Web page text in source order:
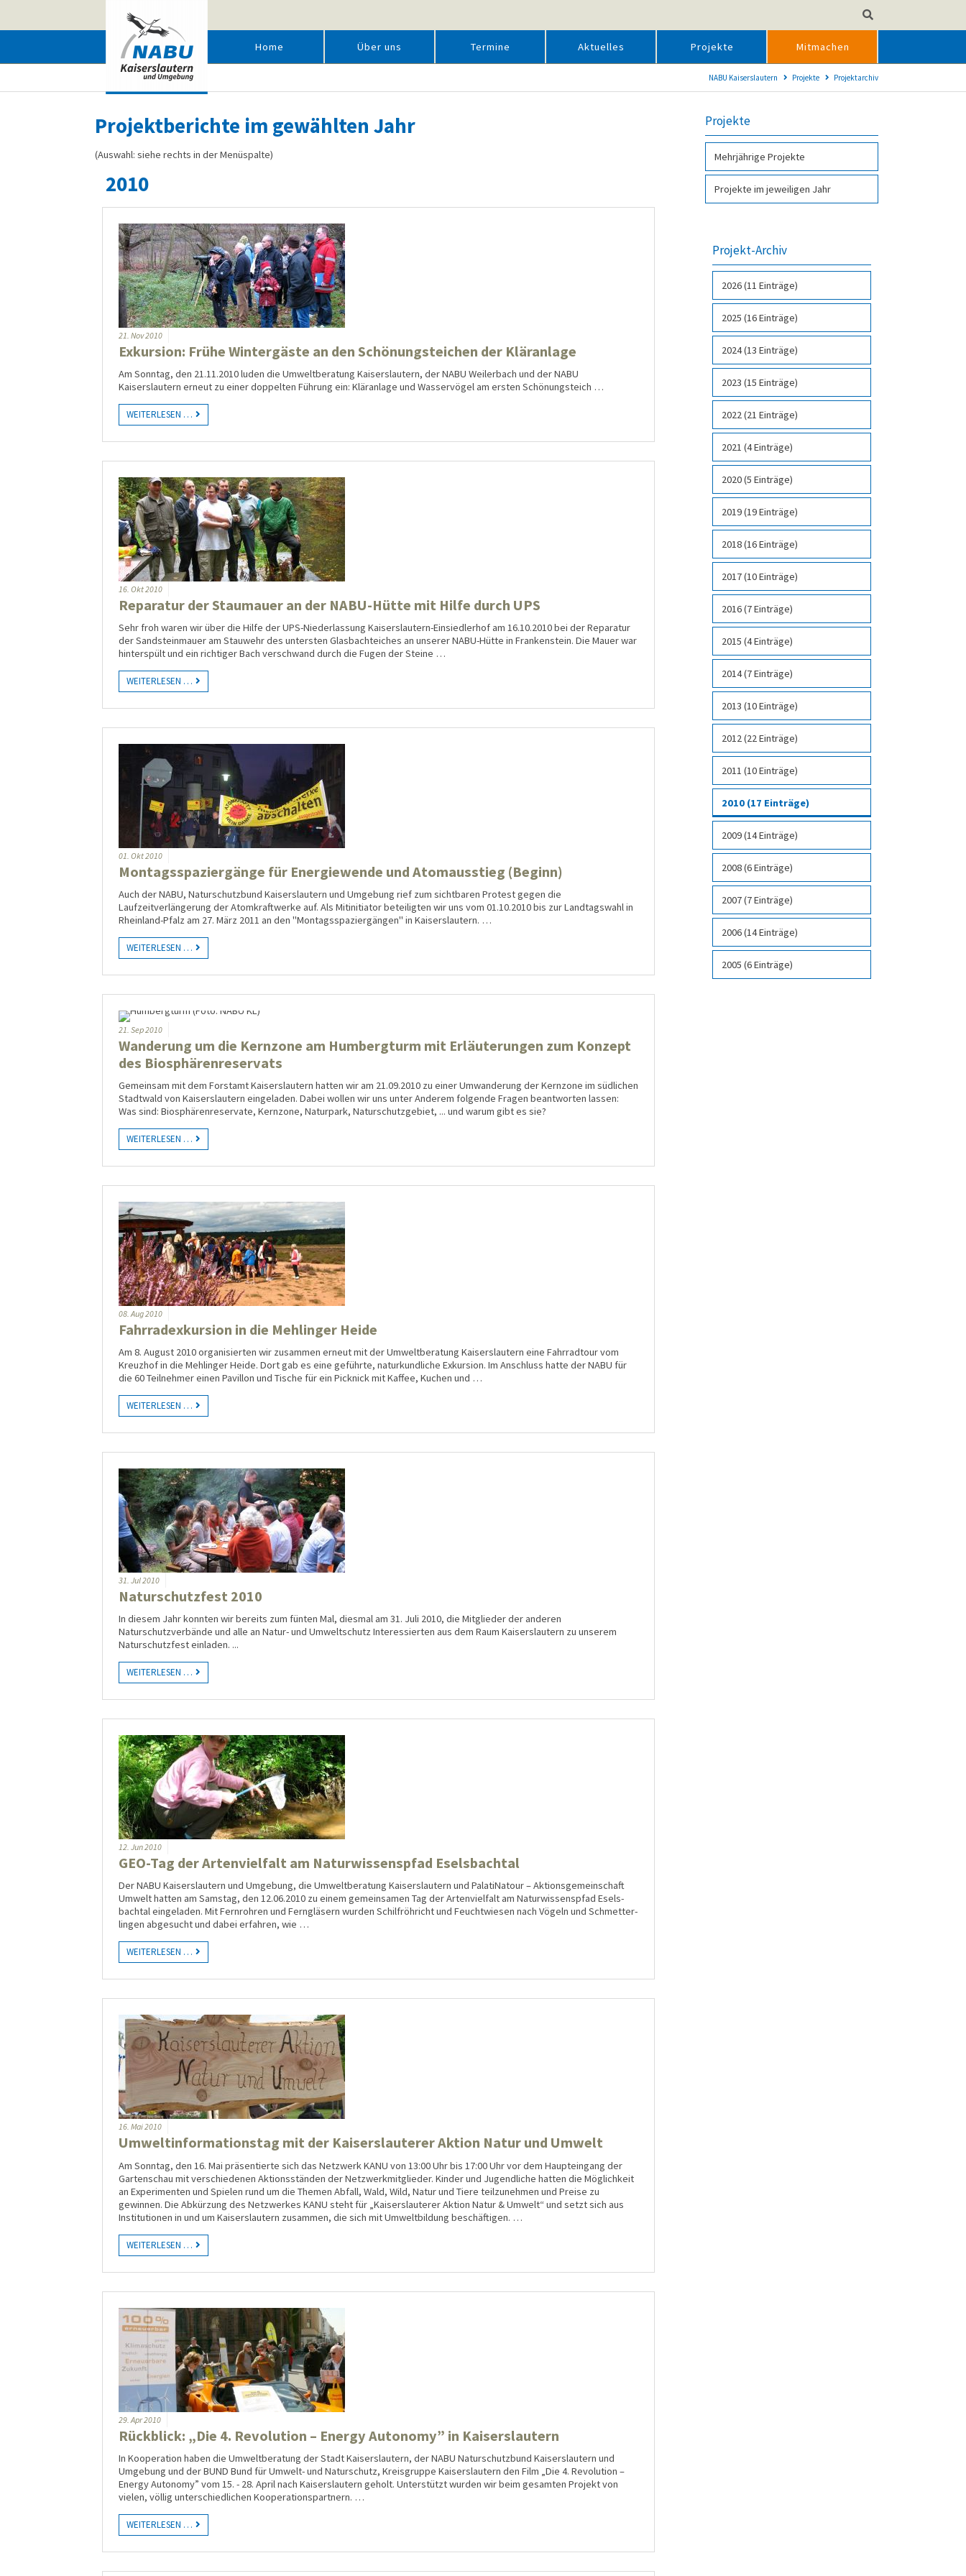
Home Über uns Termine Aktuelles Projekte Mitmachen
NABU Kaiserslautern Projekte Projektarchiv
PROJEKTARCHIV
Projektberichte im gewählten Jahr
(Auswahl: siehe rechts in der Menüspalte)
2010
21. Nov 2010
Exkursion: Frühe Wintergäste an den Schönungsteichen der Kläranlage
Am Sonntag, den 21.11.2010 luden die Umweltberatung Kaiserslautern, der NABU Weilerbach und der NABU
Kaiserslautern erneut zu einer doppelten Führung ein: Kläranlage und Wasservögel am ersten Schönungsteich …
WEITERLESEN …
16. Okt 2010
Reparatur der Staumauer an der NABU-Hütte mit Hilfe durch UPS
Sehr froh waren wir über die Hilfe der UPS-Niederlassung Kaiserslautern-Einsiedlerhof am 16.10.2010 bei der Reparatur
der Sandsteinmauer am Stauwehr des untersten Glasbachteiches an unserer NABU-Hütte in Frankenstein. Die Mauer war
hinterspült und ein richtiger Bach verschwand durch die Fugen der Steine …
WEITERLESEN …
01. Okt2010
Montagsspaziergänge für Energiewende und Atomausstieg (Beginn)
Auch der NABU, Naturschutzbund Kaiserslautern und Umgebung rief zum sichtbaren Protest gegen die
Laufzeitverlängerung der Atomkraftwerke auf. Als Mitinitiator beteiligten wir uns vom 01.10.2010 bis zur Landtagswahl in
Rheinland-Pfalz am 27. März 2011 an den "Montagsspaziergängen" in Kaiserslautern. …
WEITERLESEN …
21. Sep2010
Wanderung um die Kernzone am Humbergturm mit Erläuterungen zum Konzept
des Biosphärenreservats
Gemeinsam mit dem Forstamt Kaiserslautern hatten wir am 21.09.2010 zu einer Umwan­derung der Kernzone im süd­lichen
Stadtwald von Kaisers­lautern einge­laden. Dabei wollen wir uns unter Anderem folgende Fragen beant­worten lassen:
Was sind: Biosphären­reservate, Kernzone, Naturpark, Natur­schutz­gebiet, ... und warum gibt es sie?
WEITERLESEN …
08. Aug2010
Fahrradexkursion in die Mehlinger Heide
Am 8. August 2010 organisierten wir zusammen erneut mit der Umweltberatung Kaiserslautern eine Fahrradtour vom
Kreuzhof in die Mehlinger Heide. Dort gab es eine geführte, naturkundliche Exkursion. Im Anschluss hatte der NABU für
die 60 Teilnehmer einen Pavillon und Tische für ein Picknick mit Kaffee, Kuchen und …
WEITERLESEN …
31. Jul2010
Naturschutzfest 2010
In diesem Jahr konnten wir bereits zum fünten Mal, diesmal am 31. Juli 2010, die Mitglieder der anderen
Naturschutzverbände und alle an Natur- und Umweltschutz Interessierten aus dem Raum Kaiserslautern zu unserem
Naturschutzfest einladen. ...
WEITERLESEN …
12. Jun2010
GEO-Tag der Artenvielfalt am Naturwissenspfad Eselsbachtal
Der NABU Kaiserslautern und Umgebung, die Umwelt­beratung Kaisers­lautern und PalatiNatour – Aktions­gemein­schaft
Um­welt hatten am Samstag, den 12.06.2010 zu einem gemein­samen Tag der Arten­viel­falt am Natur­wissens­pfad Esels­
bach­tal ein­ge­laden. Mit Fern­rohren und Fern­gläsern wurden Schilf­röhricht und Feucht­wiesen nach Vögeln und Schmetter­
lingen abgesucht und dabei erfahren, wie …
WEITERLESEN …
16. Mai2010
Umweltinformationstag mit der Kaiserslauterer Aktion Natur und Umwelt
Am Sonntag, den 16. Mai präsentierte sich das Netzwerk KANU von 13:00 Uhr bis 17:00 Uhr vor dem Haupteingang der
Gartenschau mit verschiedenen Aktionsständen der Netzwerkmitglieder. Kinder und Jugendliche hatten die Möglichkeit
an Experimenten und Spielen rund um die Themen Abfall, Wald, Wild, Natur und Tiere teilzunehmen und Preise zu
gewinnen. Die Abkürzung des Netzwerkes KANU steht für „Kaiserslauterer Aktion Natur & Umwelt“ und setzt sich aus
Institutionen in und um Kaiserslautern zusammen, die sich mit Umweltbildung beschäftigen. …
WEITERLESEN …
29. Apr 2010
Rückblick: „Die 4. Revolution – Energy Autonomy” in Kaiserslautern
In Kooperation haben die Umweltberatung der Stadt Kaiserslautern, der NABU Naturschutzbund Kaiserslautern und
Umgebung und der BUND Bund für Umwelt- und Naturschutz, Kreisgruppe Kaiserslautern den Film „Die 4. Revolution –
Energy Autonomy” vom 15. - 28. April nach Kaiserslautern geholt. Unterstützt wurden wir beim gesamten Projekt von
vielen, völlig unterschiedlichen Kooperationspartnern. …
WEITERLESEN …
Projekte
Mehr­jähri­ge Pro­jekte
Projekte im jeweiligen Jahr
Projekt-Archiv
2026 (11 Einträge)
2025 (16 Einträge)
2024 (13 Einträge)
2023 (15 Einträge)
2022 (21 Einträge)
2021 (4 Einträge)
2020 (5 Einträge)
2019 (19 Einträge)
2018 (16 Einträge)
2017 (10 Einträge)
2016 (7 Einträge)
2015 (4 Einträge)
2014 (7 Einträge)
2013 (10 Einträge)
2012 (22 Einträge)
2011 (10 Einträge)
2010 (17 Einträge)
2009 (14 Einträge)
2008 (6 Einträge)
2007 (7 Einträge)
2006 (14 Einträge)
2005 (6 Einträge)